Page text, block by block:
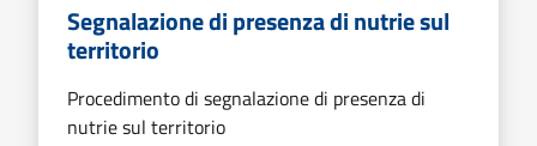
Segnalazione di presenza di nutrie sul
territorio
Procedimento di segnalazione di presenza di
nutrie sul territorio